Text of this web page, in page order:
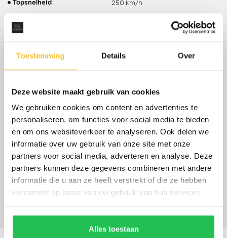
Toestemming Details Over
Deze website maakt gebruik van cookies
We gebruiken cookies om content en advertenties te
personaliseren, om functies voor social media te bieden
en om ons websiteverkeer te analyseren. Ook delen we
informatie over uw gebruik van onze site met onze
partners voor social media, adverteren en analyse. Deze
partners kunnen deze gegevens combineren met andere
informatie die u aan ze heeft verstrekt of die ze hebben
verzameld op basis van uw gebruik van hun services.
Alles toestaan
Topsnelheid 250 km/h
Tankinhoud
Max. trekgewicht 2000 KG
APK tot 21-01-2027
Onderhoudsboekje aanwezig? Ja, dealeronderhouden
Bijtelling 22 %
Energielabel
Gemiddeld verbruik 5.8 L/100KM
Verbruik stad 7 L/100KM
Verbruik snelweg 5.1 L/100KM
252 PK